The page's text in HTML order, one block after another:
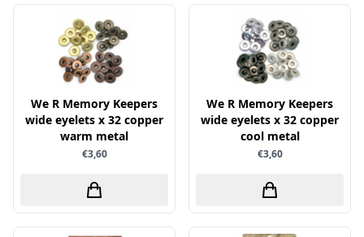
Little Birdie
Maja Design
Marianne Design
Marij Rahder
Memento
Mintay
Nellie Snellen
Nellie's Choice
We R Memory Keepers
wide eyelets x 32 copper
warm metal
€3,60
We R Memory Keepers
wide eyelets x 32 copper
cool metal
€3,60